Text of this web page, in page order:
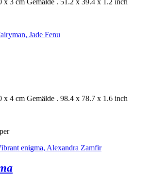
x 4 cm Gemälde . 98.4 x 78.7 x 1.6 inch